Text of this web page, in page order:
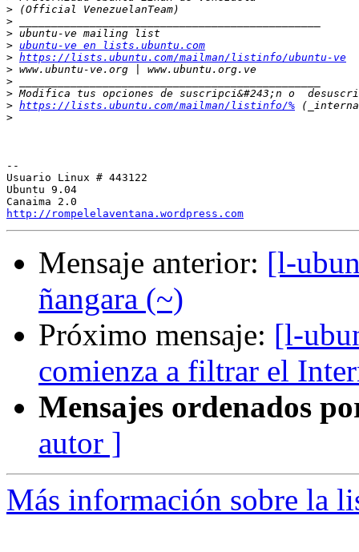
>
>
>
> ubuntu-ve en lists.ubuntu.com
> https://lists.ubuntu.com/mailman/listinfo/ubuntu-ve
>
>
>
> https://lists.ubuntu.com/mailman/listinfo/%
>
--
Usuario Linux # 443122
Ubuntu 9.04
http://rompelelaventana.wordpress.com
Mensaje anterior: [l-
ñangara (~)
Próximo mensaje: [l-
comienza a filtrar el
Mensajes ordenados
autor ]
Más información sobre la